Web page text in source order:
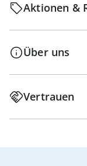
Aktionen &
Über uns
Vertrauen